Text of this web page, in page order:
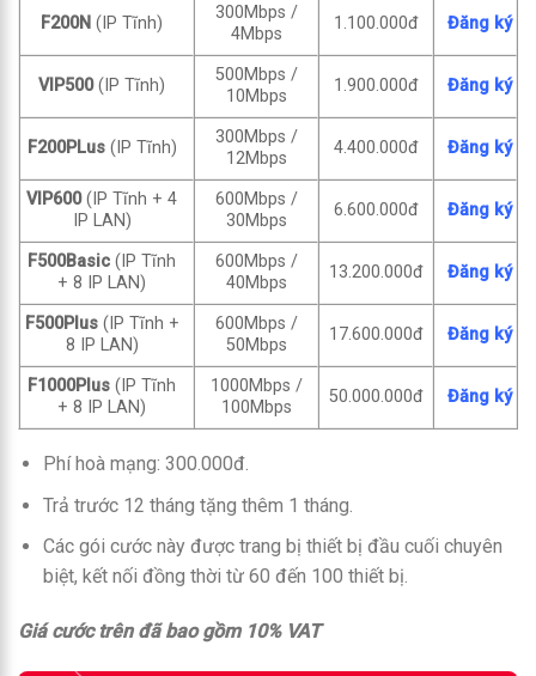
F200N (IP Tĩnh)
300Mbps /
4Mbps
1.100.000đ Đăng ký
VIP500(IP Tĩnh)
500Mbps /
10Mbps
1.900.000đ Đăng ký
F200PLus(IP Tĩnh)
300Mbps /
12Mbps
4.400.000đ Đăng ký
VIP600(IP Tĩnh + 4
IP LAN)
600Mbps /
30Mbps
6.600.000đ Đăng ký
F500Basic (IP Tĩnh
+ 8 IP LAN)
600Mbps /
40Mbps
13.200.000đ Đăng ký
F500Plus(IP Tĩnh +
8 IP LAN)
600Mbps /
50Mbps
17.600.000đ Đăng ký
F1000Plus (IP Tĩnh
+ 8 IP LAN)
1000Mbps /
100Mbps
50.000.000đ Đăng ký
Phí hoà mạng: 300.000đ.
Trả trước 12 tháng tặng thêm 1 tháng.
Các gói cước này được trang bị thiết bị đầu cuối chuyên
biệt, kết nối đồng thời từ 60 đến 100 thiết bị.
Giá cước trên đã bao gồm 10% VAT